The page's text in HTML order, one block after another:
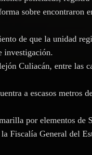
sobre encontraron
de que la unidad
investigación.
Culiacán, entre las
a escasos
por elementos
Fiscalía General del